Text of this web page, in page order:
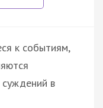
к событиям,
в